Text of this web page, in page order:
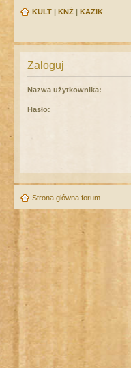
KULT | KNŻ | KAZIK
Zaloguj
Nazwa użytkownika:
Hasło:
Strona główna forum